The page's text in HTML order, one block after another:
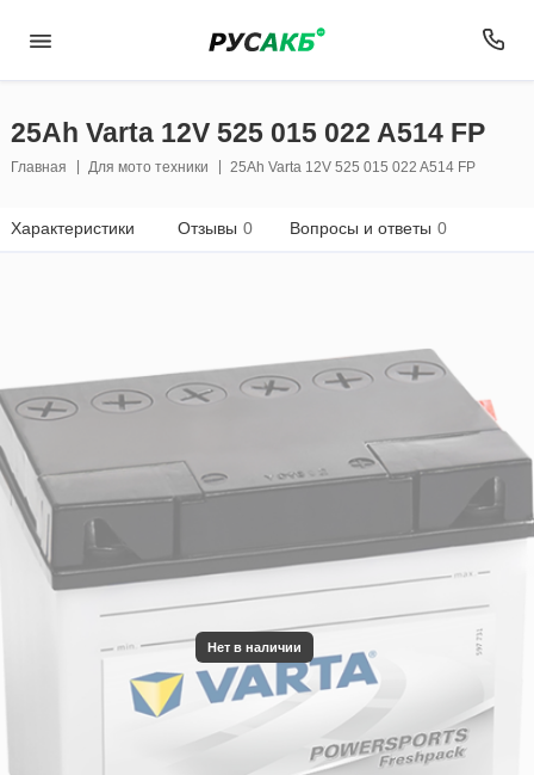
25Ah Varta 12V 525 015 022 A514 FP
Главная Для мото техники 25Ah Varta 12V 525 015 022 A514 FP
Характеристики Отзывы 0 Вопросы и ответы 0
Нет в наличии